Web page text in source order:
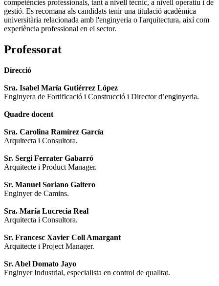
competències professionals, tant a nivell tècnic, a nivell operatiu i de
gestió. Es recomana als candidats tenir una titulació acadèmica
universitària relacionada amb l'enginyeria o l'arquitectura, així com
experiència professional en el sector.
Professorat
Direcció
Sra. Isabel María Gutiérrez López
Enginyera de Fortificació i Construcció i Director d’enginyeria.
Quadre docent
Sra. Carolina Ramírez García
Arquitecta i Consultora.
Sr. Sergi Ferrater Gabarró
Arquitecte i Product Manager.
Sr. Manuel Soriano Gaitero
Enginyer de Camins.
Sra. María Lucrecia Real
Arquitecta i Consultora.
Sr. Francesc Xavier Coll Amargant
Arquitecte i Project Manager.
Sr. Abel Domato Jayo
Enginyer Industrial, especialista en control de qualitat.